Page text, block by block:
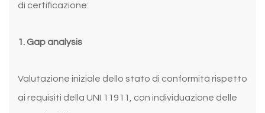
di certificazione:
1. Gap analysis
Valutazione iniziale dello stato di conformità rispetto
ai requisiti della UNI 11911, con individuazione delle